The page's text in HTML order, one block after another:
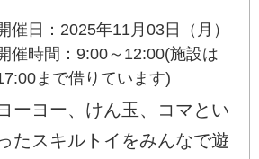
催日：2025年11月03日（月）
催時間：9:00～12:00(施設は
まで借りています)
ーヨー、けん玉、コマとい
たスキルトイをみんなで遊